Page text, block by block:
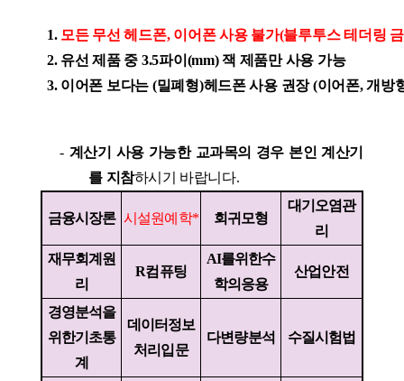
1. 모든 무선 헤드폰, 이어폰 사용 불가(블루투스 테더링
2. 유선 제품 중 3.5파이 (mm)잭 제품만 사용 가능
3. 이어폰 보다는 (밀폐형)헤드폰 사용 권장 (이어폰,개방
- 계산기 사용 가능한 교과목의 경우 본인 계산기
를 지참하시기 바랍니다.
금융시장론 시설원예학* 회귀모형
대기오염관
리
재무회계원
리
R컴퓨팅
AI를위한수
학의응용
산업안전
경영분석을
위한기초통
계
데이터정보
처리입문
다변량분석 수질시험법